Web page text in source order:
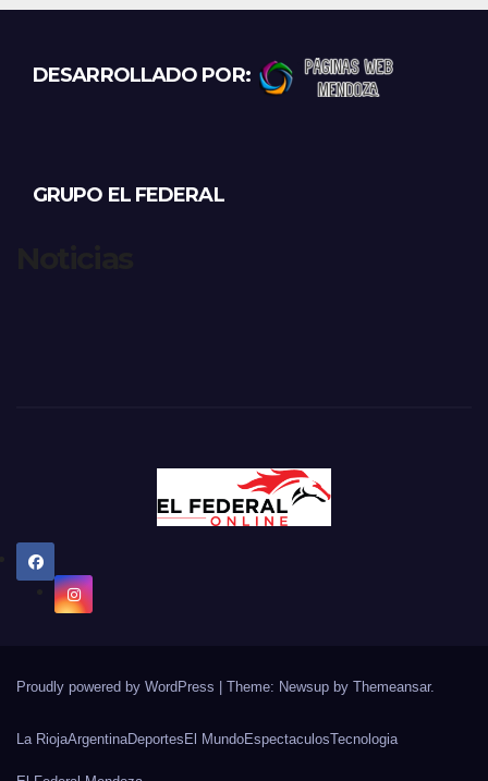
DESARROLLADO POR:
GRUPO EL FEDERAL
Proudly powered by WordPress Theme: Newsup by Themeansar.
La RiojaArgentinaDeportes El MundoEspectaculosTecnologia